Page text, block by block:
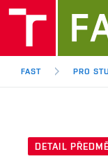
FAST PRO
DETAIL